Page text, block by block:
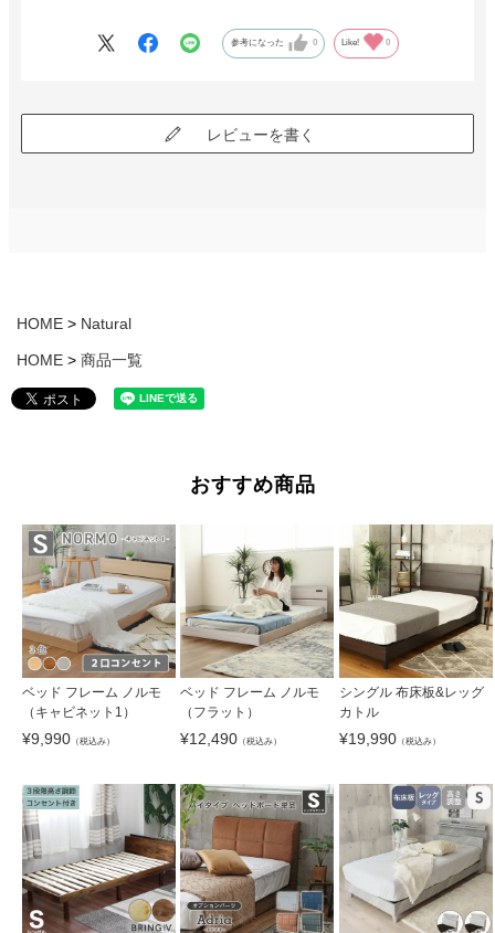
説明書も分かりにくかったですが参考になった 0 Like! 0
レビューを書く
HOME Natural
HOME 商品一覧
おすすめ商品
ベッド フレーム ノルモ
（キャビネット1）
¥9,990 （税込み）
ベッド フレーム ノルモ
（フラット）
¥12,490 （税込み）
シングル 布床板&レッグ
カトル
¥19,990（税込み）